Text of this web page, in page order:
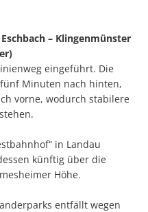
– Klingenmünster
eingeführt. Die
Minuten nach hinten,
vorne, wodurch stabilere
in Landau
künftig über die
Höhe.
entfällt wegen